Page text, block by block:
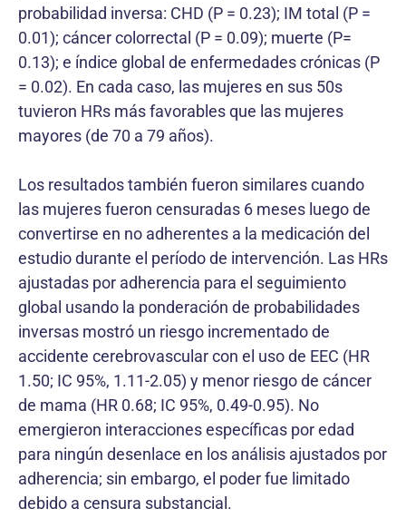
probabilidad inversa: CHD (P = 0.23); IM total (P =
0.01); cáncer colorrectal (P = 0.09); muerte (P=
0.13); e índice global de enfermedades crónicas (P
= 0.02). En cada caso, las mujeres en sus 50s
tuvieron HRs más favorables que las mujeres
mayores (de 70 a 79 años).
Los resultados también fueron similares cuando
las mujeres fueron censuradas 6 meses luego de
convertirse en no adherentes a la medicación del
estudio durante el período de intervención. Las HRs
ajustadas por adherencia para el seguimiento
global usando la ponderación de probabilidades
inversas mostró un riesgo incrementado de
accidente cerebrovascular con el uso de EEC (HR
1.50; IC 95%, 1.11-2.05) y menor riesgo de cáncer
de mama (HR 0.68; IC 95%, 0.49-0.95). No
emergieron interacciones específicas por edad
para ningún desenlace en los análisis ajustados por
adherencia; sin embargo, el poder fue limitado
debido a censura substancial.